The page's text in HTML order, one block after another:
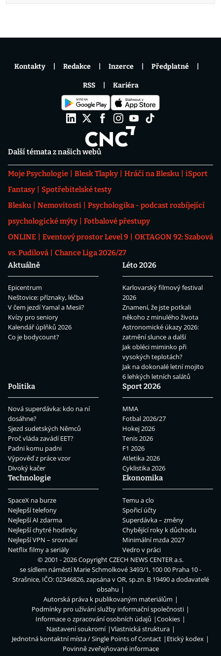
Další témata z našich webů
Moje Psychologie Blesk Tlapky Hráči na Blesku
iSport
Fantasy
Spotřebitelské testy
Blesku
Nemovitosti
Psychologika - podcast rozbíjející
psychologické mýty
Fotbalové přestupy
ONLINE
Eventový prostor Level 9
OKTAGON 92: Szabová
vs. Pudilová
Chance Liga 2026/27
Aktuálně
Epicentrum
Neštovice: příznaky, léčba
V čem jezdí Yamal a Mesii?
Kvízy pro seniory
Kalendář úplňků 2026
Co je bodycount?
Léto 2026
Karlovarský filmový festival
2026
Znamení, že jste potkali
někoho z minulého života
Astronomické úkazy 2026:
zatmění slunce a další
Jak obléci miminko při
vysokých teplotách?
Jak na dokonalé letní mojito
6 lehkých letních salátů
Politika
Nová superdávka: kdo na ní
dosáhne?
Sjezd sudetských Němců
Proč vláda zavádí EET?
Padni komu padni
Výpověď z práce vzor
Divoký kačer
Sport 2026
MMA
Fotbal 2026/27
Hokej 2026
Tenis 2026
F1 2026
Atletika 2026
Cyklistika 2026
Technologie
SpaceX na burze
Nejlepší telefony
Nejlepší AI zdarma
Nejlepší chytré hodinky
Nejlepší VPN – srovnání
Netflix filmy a seriály
Ekonomika
Temu a clo
Spořicí účty
Superdávka – změny
Chybějící roky k důchodu
Minimální mzda 2027
Vedro v práci
Kontakty Redakce Inzerce Předplatné
RSS Kariéra
© 2001 - 2026 CopyrightCZECH NEWS CENTER a.s.
se sídlem náměstí Marie Schmolkové 3493/1, 100 00 Praha 10 -
Strašnice, IČO: 02346826, zapsána v OR, sp.zn. B 19490 a dodavatelé
obsahu
Autorská práva k publikovaným materiálům
Podmínky pro užívání služby informační společnosti
Informace o zpracování osobních údajů
Cookies
Nastavení soukromí
Vlastnická struktura
Jednotná kontaktní místa / Single Points of Contact
Etický kodex
Povinně zveřejňované informace